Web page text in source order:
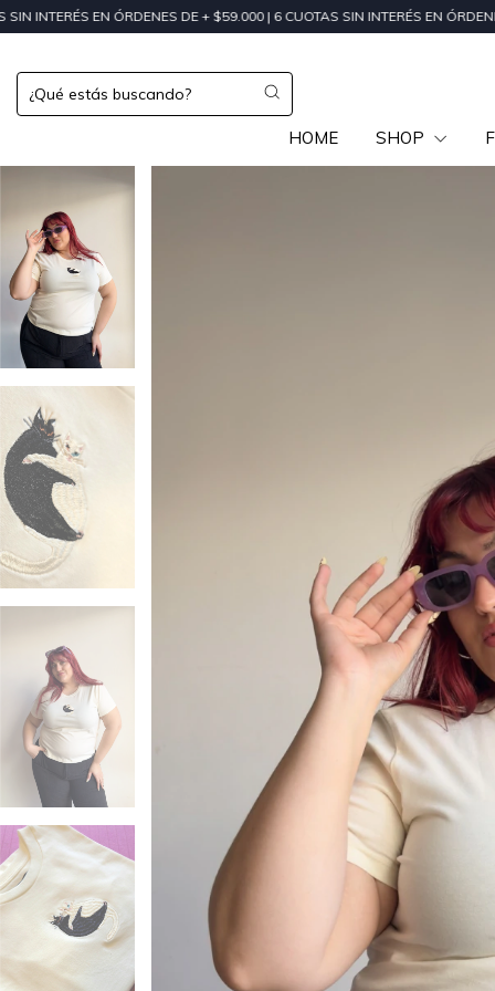
DE + $59.000 | 6 CUOTAS SIN INTERÉS EN ÓRDENES DE + $200.000
HOME SHOP